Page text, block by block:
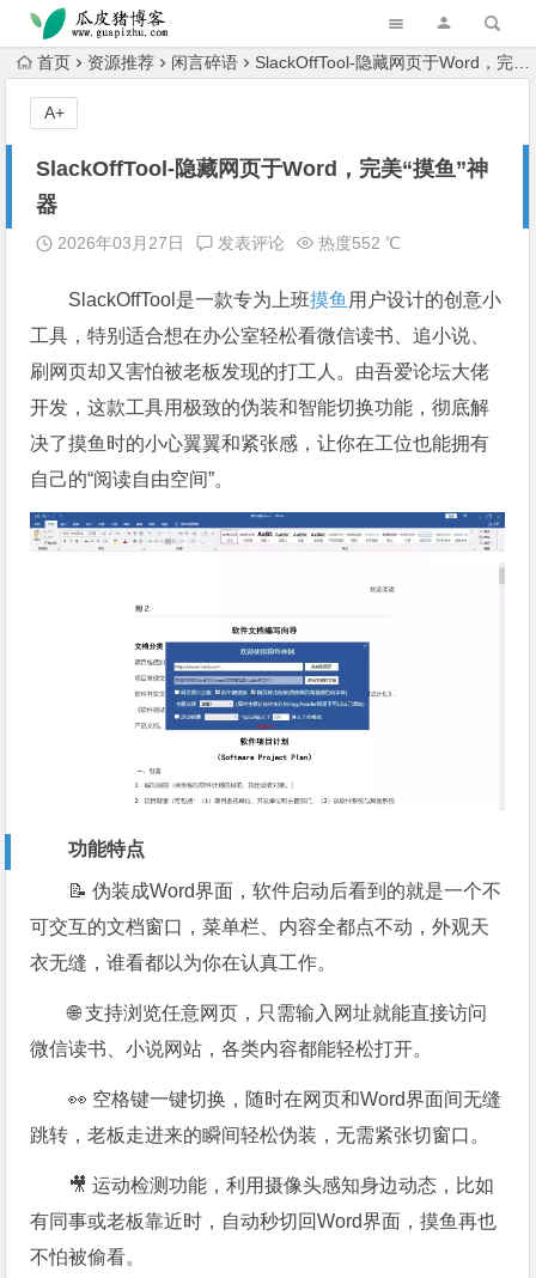
跳转到主内容
首页 资源推荐 闲言碎语 SlackOffTool-隐藏网页于Word，完美“摸鱼”神器
SlackOffTool-隐藏网页于Word，完美“摸鱼”神
器
2026年03月27日 发表评论 热度552 ℃
SlackOffTool是一款专为上班摸鱼 用户设计的创意小
工具，特别适合想在办公室轻松看微信读书、追小说、
刷网页却又害怕被老板发现的打工人。由吾爱论坛大佬
开发，这款工具用极致的伪装和智能切换功能，彻底解
决了摸鱼时的小心翼翼和紧张感，让你在工位也能拥有
自己的“阅读自由空间”。
功能特点
📝 伪装成Word界面，软件启动后看到的就是一个不
可交互的文档窗口，菜单栏、内容全都点不动，外观天
衣无缝，谁看都以为你在认真工作。
🌐 支持浏览任意网页，只需输入网址就能直接访问
微信读书、小说网站，各类内容都能轻松打开。
👀 空格键一键切换，随时在网页和Word界面间无缝
跳转，老板走进来的瞬间轻松伪装，无需紧张切窗口。
🎥 运动检测功能，利用摄像头感知身边动态，比如
有同事或老板靠近时，自动秒切回Word界面，摸鱼再也
不怕被偷看。
A+